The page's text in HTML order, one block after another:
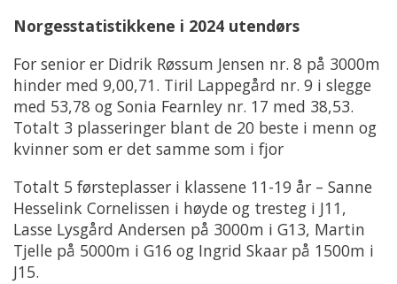
Norgesstatistikkene i 2024 utendørs
For senior er Didrik Røssum Jensen nr. 8 på 3000m
hinder med 9,00,71. Tiril Lappegård nr. 9 i slegge
med 53,78 og Sonia Fearnley nr. 17 med 38,53.
Totalt 3 plasseringer blant de 20 beste i menn og
kvinner som er det samme som i fjor
Totalt 5 førsteplasser i klassene 11-19 år – Sanne
Hesselink Cornelissen i høyde og tresteg i J11,
Lasse Lysgård Andersen på 3000m i G13, Martin
Tjelle på 5000m i G16 og Ingrid Skaar på 1500m i
J15.